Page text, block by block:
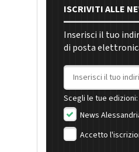
ISCRIVITI ALLE
Inserisci il tuo
di posta
Indirizzo email
Scegli le tue edizioni:
News
Accetto